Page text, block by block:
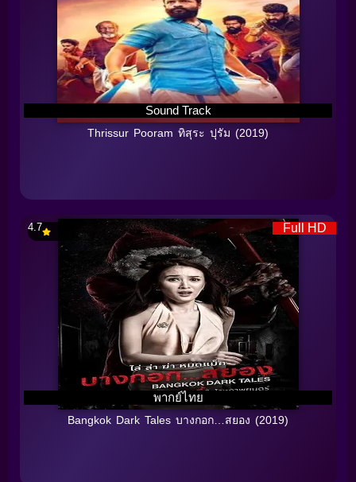
Sound Track
Thrissur Pooram ทิสุระ ปุรัม (2019)
Full HD
พากย์ไทย
4.7
Bangkok Dark Tales บางกอก…สยอง (2019)